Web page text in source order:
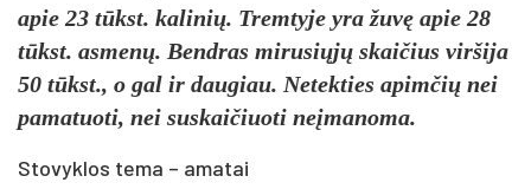
apie 23 tūkst. ka­li­nių. Trem­ty­je yra žuvę apie 28
tūkst. as­menų. Bend­ras mi­ru­siųjų skai­čius vir­ši­ja
50 tūkst., o gal ir dau­giau. Ne­tek­ties apim­čių nei
pa­ma­tuo­ti, nei su­skai­čiuo­ti ne­įma­no­ma.
Stovyklos tema – amatai